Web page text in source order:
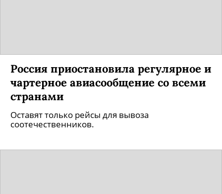
Россия приостановила регулярное и
чартерное авиасообщение со всеми
странами
Оставят только рейсы для вывоза
соотечественников.